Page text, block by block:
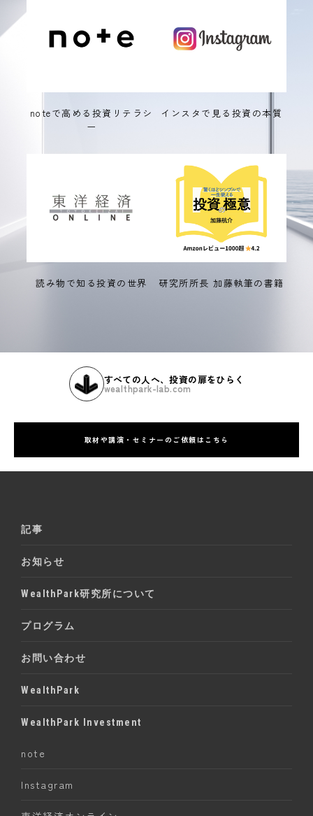
noteで高める投資リテラシ
ー
インスタで見る投資の本質
読み物で知る投資の世界 研究所所長 加藤執筆の書籍
すべての人へ、投資の扉をひらく
wealthpark-lab.com
取材や講演・セミナーのご依頼はこちら
記事
お知らせ
WealthPark研究所について
プログラム
お問い合わせ
WealthPark
WealthPark Investment
note
Instagram